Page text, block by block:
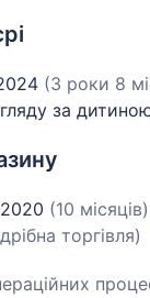
(3 роки 8
за
(10 місяців)
торгівля)